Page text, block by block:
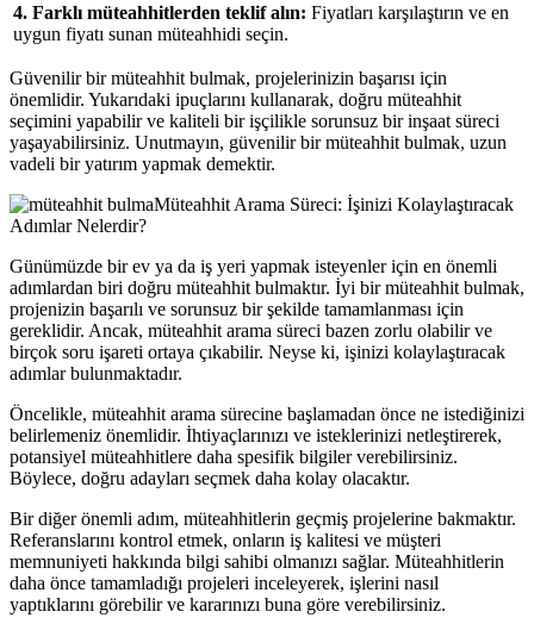
4. Farklı müteahhitlerden teklif alın: Fiyatları karşılaştırın ve en
uygun fiyatı sunan müteahhidi seçin.
Güvenilir bir müteahhit bulmak, projelerinizin başarısı için
önemlidir. Yukarıdaki ipuçlarını kullanarak, doğru müteahhit
seçimini yapabilir ve kaliteli bir işçilikle sorunsuz bir inşaat süreci
yaşayabilirsiniz. Unutmayın, güvenilir bir müteahhit bulmak, uzun
vadeli bir yatırım yapmak demektir.
Müteahhit Arama Süreci: İşinizi Kolaylaştıracak
Adımlar Nelerdir?
Günümüzde bir ev ya da iş yeri yapmak isteyenler için en önemli
adımlardan biri doğru müteahhit bulmaktır. İyi bir müteahhit bulmak,
projenizin başarılı ve sorunsuz bir şekilde tamamlanması için
gereklidir. Ancak, müteahhit arama süreci bazen zorlu olabilir ve
birçok soru işareti ortaya çıkabilir. Neyse ki, işinizi kolaylaştıracak
adımlar bulunmaktadır.
Öncelikle, müteahhit arama sürecine başlamadan önce ne istediğinizi
belirlemeniz önemlidir. İhtiyaçlarınızı ve isteklerinizi netleştirerek,
potansiyel müteahhitlere daha spesifik bilgiler verebilirsiniz.
Böylece, doğru adayları seçmek daha kolay olacaktır.
Bir diğer önemli adım, müteahhitlerin geçmiş projelerine bakmaktır.
Referanslarını kontrol etmek, onların iş kalitesi ve müşteri
memnuniyeti hakkında bilgi sahibi olmanızı sağlar. Müteahhitlerin
daha önce tamamladığı projeleri inceleyerek, işlerini nasıl
yaptıklarını görebilir ve kararınızı buna göre verebilirsiniz.